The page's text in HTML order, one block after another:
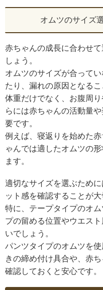
オムツのサイズ
赤ちゃんの成長に合わせ
しょう。
オムツのサイズが合って
たり、漏れの原因となるこ
体重だけでなく、お腹周
らには赤ちゃんの活動量
要です。
例えば、寝返りを始めた
ゃんでは適したオムツの
ます。
適切なサイズを選ぶため
ット感を確認することが大
特に、テープタイプのオ
プの留める位置やウエス
いでしょう。
パンツタイプのオムツを
きの締め付け具合や、赤
確認しておくと安心です。